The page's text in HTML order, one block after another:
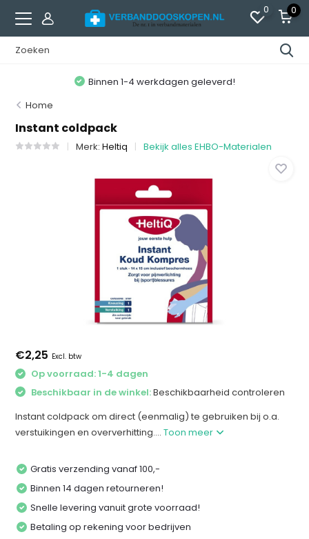
0 0
Binnen 1-4 werkdagen geleverd!
Home
Instant coldpack
Merk:Heltiq Bekijk alles EHBO-Materialen
€2,25 Excl. btw
Op voorraad: 1-4 dagen
Beschikbaar in de winkel:Beschikbaarheid controleren
Instant coldpack om direct (eenmalig) te gebruiken bij o.a.
verstuikingen en oververhitting....Toon meer
Gratis verzending vanaf 100,-
Binnen 14 dagen retourneren!
Snelle levering vanuit grote voorraad!
Betaling op rekening voor bedrijven